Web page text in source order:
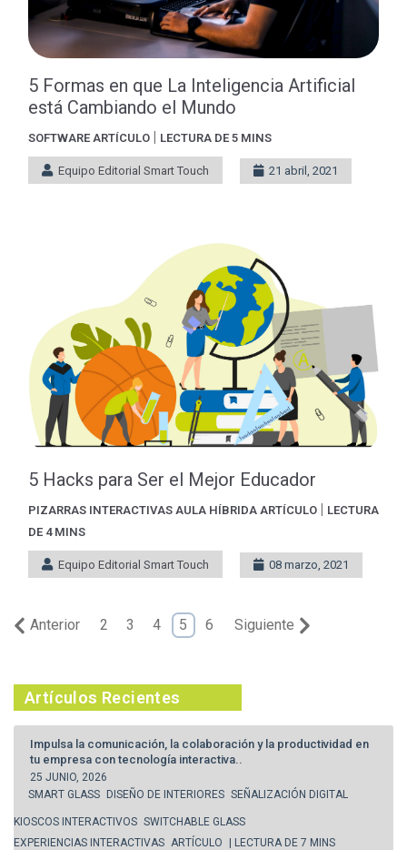
Artículos Recientes
Impulsa la comunicación, la colaboración y la productividad en
tu empresa con tecnología interactiva..
25 JUNIO, 2026
SMART GLASS DISEÑO DE INTERIORES SEÑALIZACIÓN DIGITAL
KIOSCOS INTERACTIVOS SWITCHABLE GLASS
EXPERIENCIAS INTERACTIVAS ARTÍCULO | LECTURA DE 7 MINS
5 Formas en que La Inteligencia Artificial
está Cambiando el Mundo
SOFTWARE ARTÍCULO | LECTURA DE 5 MINS
Equipo Editorial Smart Touch 21 abril, 2021
5 Hacks para Ser el Mejor Educador
PIZARRAS INTERACTIVAS AULA HÍBRIDA ARTÍCULO | LECTURA
DE 4 MINS
Equipo Editorial Smart Touch 08 marzo, 2021
Anterior 2 3 4 5 6 Siguiente